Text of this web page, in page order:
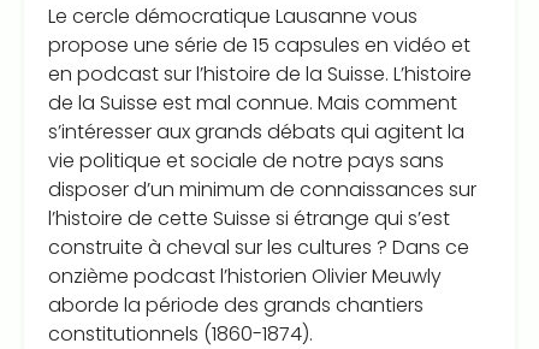
Le cercle démocratique Lausanne vous
propose une série de 15 capsules en vidéo et
en podcast sur l’histoire de la Suisse. L’histoire
de la Suisse est mal connue. Mais comment
s’intéresser aux grands débats qui agitent la
vie politique et sociale de notre pays sans
disposer d’un minimum de connaissances sur
l’histoire de cette Suisse si étrange qui s’est
construite à cheval sur les cultures ? Dans ce
onzième podcast l’historien Olivier Meuwly
aborde la période des grands chantiers
constitutionnels (1860-1874).